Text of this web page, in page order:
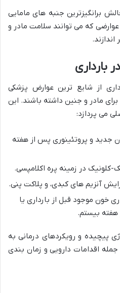
برانگیزترین جنبه های مامایی
که می توانند سلامت مادر و
بارداری
از شایع ترین عوارض پزشکی
مادر و جنین داشته باشند. این
می پردازد:
جدید و پروتئینوری پس از هفته
کلونیک در زمینه پره اکلامپسی.
آنزیم های کبدی، و پلاکت پنی.
خون موجود قبل از بارداری یا
بیستم.
پیچیده و رویکردهای درمانی به
جمله اقدامات دارویی و زمان بندی